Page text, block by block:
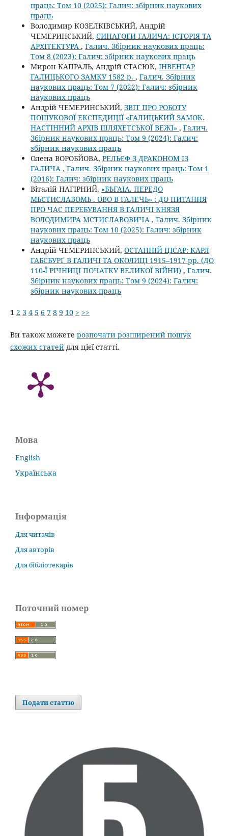
праць: Том 10 (2025): Галич: збірник наукових
праць
Володимир КОЗЕЛКІВСЬКИЙ, Андрій
ЧЕМЕРИНСЬКИЙ, СИНАГОГИ ГАЛИЧА: ІСТОРІЯ ТА
АРХІТЕКТУРА , Галич. Збірник наукових праць:
Том 8 (2023): Галич: збірник наукових праць
Мирон КАПРАЛЬ, Андрій СТАСЮК, ІНВЕНТАР
ГАЛИЦЬКОГО ЗАМКУ 1582 р. , Галич. Збірник
наукових праць: Том 7 (2022): Галич: збірник
наукових праць
Андрій ЧЕМЕРИНСЬКИЙ, ЗВІТ ПРО РОБОТУ
ПОШУКОВОЇ ЕКСПЕДИЦІЇ «ГАЛИЦЬКИЙ ЗАМОК.
НАСТІННИЙ АРХІВ ШЛЯХЕТСЬКОЇ ВЕЖІ» , Галич.
Збірник наукових праць: Том 9 (2024): Галич:
збірник наукових праць
Олена ВОРОБЙОВА, РЕЛЬЄФ З ДРАКОНОМ ІЗ
ГАЛИЧА , Галич. Збірник наукових праць: Том 1
(2016): Галич: збірник наукових праць
Віталій НАГІРНИЙ, «БѢГАІА. ПЕРЕДО
МЬСТИСЛАВОМЬ . ОВО В ГАЛЕЧЬ» : ДО ПИТАННЯ
ПРО ЧАС ПЕРЕБУВАННЯ В ГАЛИЧІ КНЯЗЯ
ВОЛОДИМИРА МСТИСЛАВОВИЧА , Галич. Збірник
наукових праць: Том 10 (2025): Галич: збірник
наукових праць
Андрій ЧЕМЕРИНСЬКИЙ, ОСТАННІЙ ЦІСАР: КАРЛ
ГАБСБУРҐ В ГАЛИЧІ ТА ОКОЛИЦІ 1915–1917 рр. (ДО
110-Ї РІЧНИЦІ ПОЧАТКУ ВЕЛИКОЇ ВІЙНИ) , Галич.
Збірник наукових праць: Том 9 (2024): Галич:
збірник наукових праць
1 2 3 4 5 6 7 8 9 10 > >>
Ви також можете розпочати розширений пошук
схожих статейдля цієї статті.
Мова
English
Українська
Інформація
Для читачів
Для авторів
Для бібліотекарів
Поточний номер
Подати статтю